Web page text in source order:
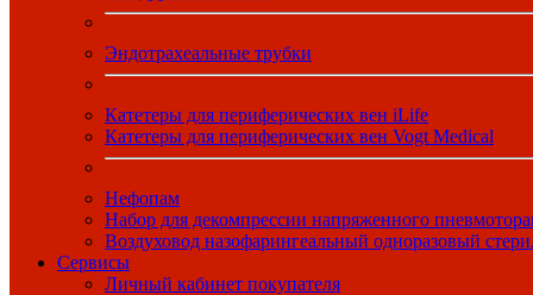
Эндотрахеальные трубки
Катетеры для периферических вен iLife
Катетеры для периферических вен Vogt Medical
Нефопам
Набор для декомпрессии напряженного
Воздуховод назофарингеальный одноразовый
Сервисы
Личный кабинет покупателя